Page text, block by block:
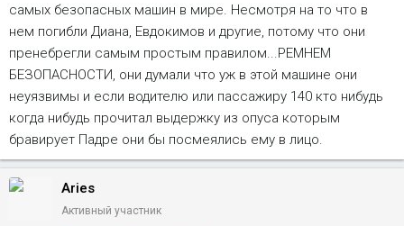
самых безопасных машин в мире. Несмотря на то что в
нем погибли Диана, Евдокимов и другие, потому что они
пренебрегли самым простым правилом...РЕМНЕМ
БЕЗОПАСНОСТИ, они думали что уж в этой машине они
неуязвимы и если водителю или пассажиру 140 кто нибудь
когда нибудь прочитал выдержку из опуса которым
бравирует Падре они бы посмеялись ему в лицо.
Aries
Активный участник